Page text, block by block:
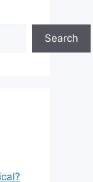
Search